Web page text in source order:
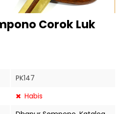
Corok Luk
PK147
Habis